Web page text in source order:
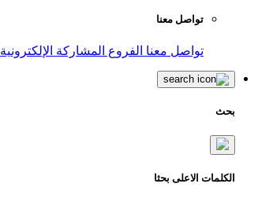
تواصل معنا
تواصل معنا الفروع المشاركة الإلكترونية
بحث
الكلمات الاعلى بحثا